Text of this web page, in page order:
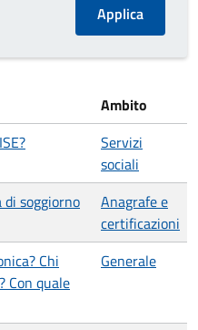
Ambito
Servizi
sociali
soggiorno
Anagrafe e
certificazioni
Chi
Con quale
Generale